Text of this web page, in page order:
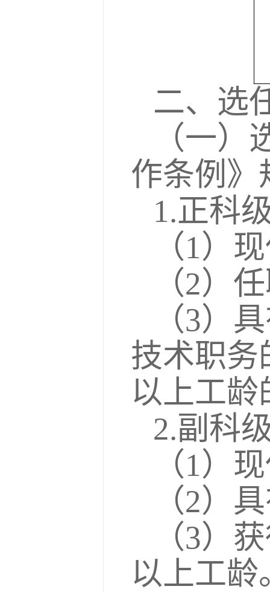
二、选
（一
作条例》
1.正科
（1）
（2）
（3）
技术职务
以上工
2.副科
（1）
（2）
（3）
以上工龄